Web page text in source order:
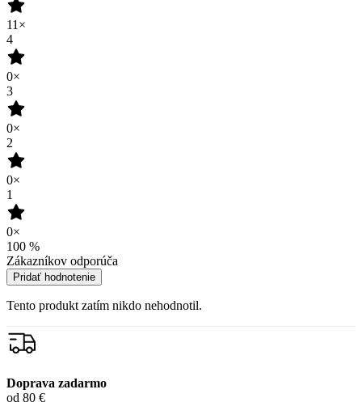
11×
4
0×
3
0×
2
0×
1
0×
100 %
Zákazníkov odporúča
Pridať hodnotenie
Tento produkt zatím nikdo nehodnotil.
Doprava zadarmo
od 80 €